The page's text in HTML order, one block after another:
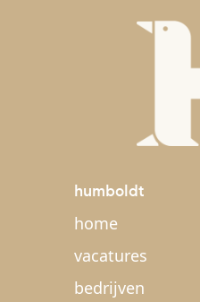
humboldt
home
vacatures
bedrijven